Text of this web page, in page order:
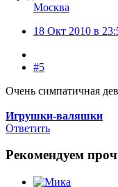
Москва
18 Окт 2010 в
#5
Очень симпатичная
Игрушки-валяшки
Ответить
Рекомендуем